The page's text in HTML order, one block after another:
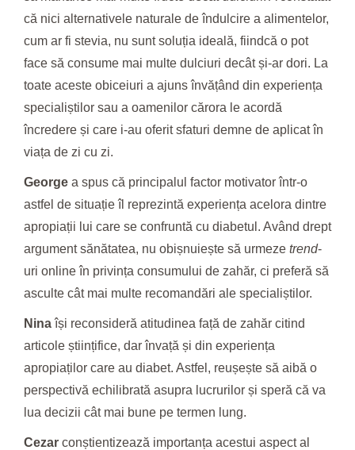
că nici alternativele naturale de îndulcire a alimentelor,
cum ar fi stevia, nu sunt soluția ideală, fiindcă o pot
face să consume mai multe dulciuri decât și-ar dori. La
toate aceste obiceiuri a ajuns învățând din experiența
specialiștilor sau a oamenilor cărora le acordă
încredere și care i-au oferit sfaturi demne de aplicat în
viața de zi cu zi.
George a spus că principalul factor motivator într-o
astfel de situație îl reprezintă experiența acelora dintre
apropiații lui care se confruntă cu diabetul. Având drept
argument sănătatea, nu obișnuiește să urmeze trend-
uri online în privința consumului de zahăr, ci preferă să
asculte cât mai multe recomandări ale specialiștilor.
Ninaîși reconsideră atitudinea față de zahăr citind
articole științifice, dar învață și din experiența
apropiaților care au diabet. Astfel, reușește să aibă o
perspectivă echilibrată asupra lucrurilor și speră că va
lua decizii cât mai bune pe termen lung.
Cezar conștientizează importanța acestui aspect al